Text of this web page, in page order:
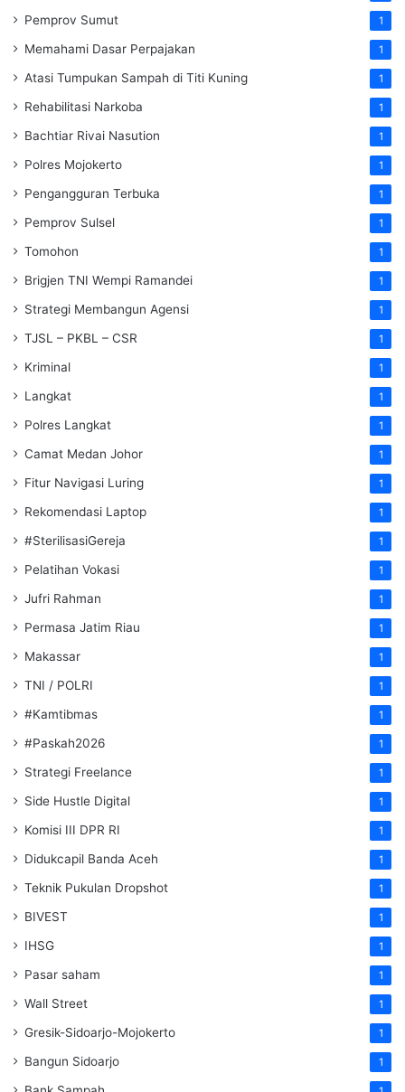
Pemprov Sumut 1
Memahami Dasar Perpajakan 1
Atasi Tumpukan Sampah di Titi Kuning 1
Rehabilitasi Narkoba 1
Bachtiar Rivai Nasution 1
Polres Mojokerto 1
Pengangguran Terbuka 1
Pemprov Sulsel 1
Tomohon 1
Brigjen TNI Wempi Ramandei 1
Strategi Membangun Agensi 1
TJSL – PKBL – CSR 1
Kriminal 1
Langkat 1
Polres Langkat 1
Camat Medan Johor 1
Fitur Navigasi Luring 1
Rekomendasi Laptop 1
#SterilisasiGereja 1
Pelatihan Vokasi 1
Jufri Rahman 1
Permasa Jatim Riau 1
Makassar 1
TNI / POLRI 1
#Kamtibmas 1
#Paskah2026 1
Strategi Freelance 1
Side Hustle Digital 1
Komisi III DPR RI 1
Didukcapil Banda Aceh 1
Teknik Pukulan Dropshot 1
BIVEST 1
IHSG 1
Pasar saham 1
Wall Street 1
Gresik-Sidoarjo-Mojokerto 1
Bangun Sidoarjo 1